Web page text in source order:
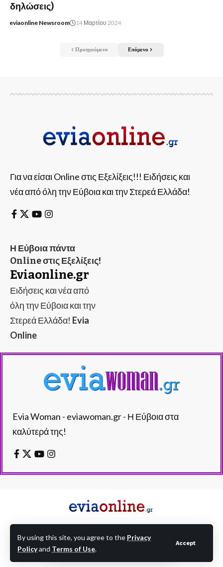
By using this site, you agree to the Privacy
Policyand Terms of Use.
Accept
δηλώσεις)
eviaonline Newsroom 14 Μαρτίου 2024
Προηγούμενο Επόμενο
Για να είσαι Online στις Εξελίξεις!!! Ειδήσεις και
νέα από όλη την Εύβοια και την Στερεά Ελλάδα!
Η Εύβοια πάντα
Online στις Εξελίξεις!
Eviaonline.gr
Ειδήσεις και νέα από
όλη την Εύβοια και την
Στερεά Ελλάδα! Evia
Online
Evia Woman - eviawoman.gr - Η Εύβοια στα
καλύτερά της!